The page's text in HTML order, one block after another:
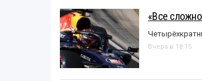
«Все
Вчера в 18:15